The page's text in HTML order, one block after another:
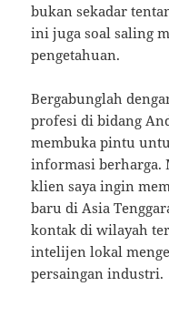
bukan sekadar
ini juga soal saling
pengetahuan.
Bergabunglah
profesi di bidang
membuka pintu
informasi berharga.
klien saya ingin
baru di Asia
kontak di wilayah
intelijen lokal
persaingan industri.